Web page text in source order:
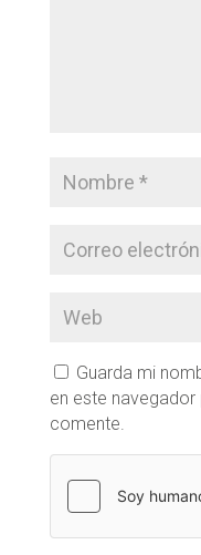
Guarda mi
en este
comente.